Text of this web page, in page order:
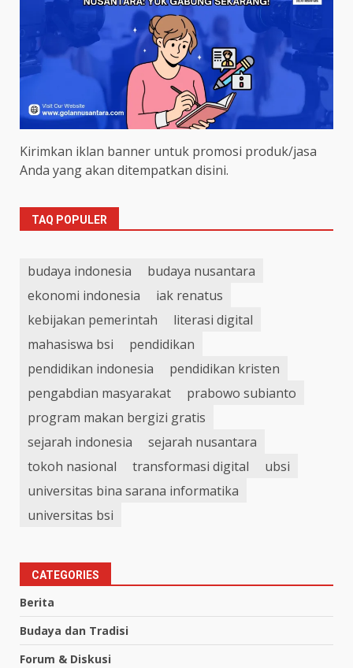
Kirimkan iklan banner untuk promosi produk/jasa
Anda yang akan ditempatkan disini.
TAQ POPULER
budaya indonesia
budaya nusantara
ekonomi indonesia
iak renatus
kebijakan pemerintah
literasi digital
mahasiswa bsi
pendidikan
pendidikan indonesia
pendidikan kristen
pengabdian masyarakat
prabowo subianto
program makan bergizi gratis
sejarah indonesia
sejarah nusantara
tokoh nasional
transformasi digital
ubsi
universitas bina sarana informatika
universitas bsi
CATEGORIES
Berita
Budaya dan Tradisi
Forum & Diskusi